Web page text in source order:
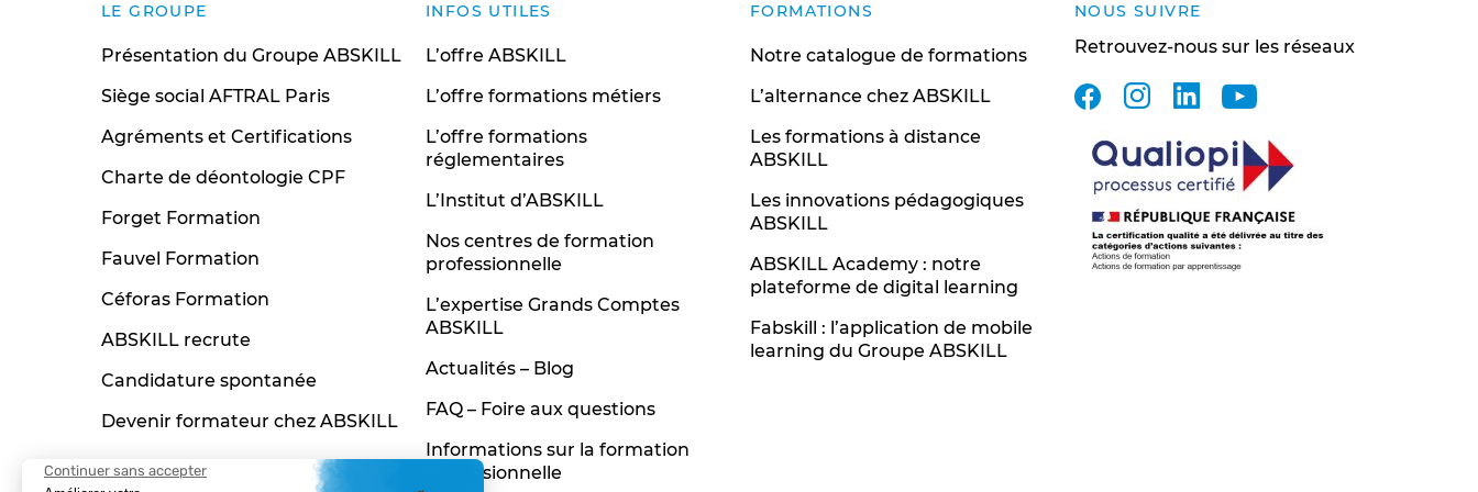
LE GROUPE
Présentation du Groupe ABSKILL
Siège social AFTRAL Paris
Agréments et Certifications
Charte de déontologie CPF
Forget Formation
Fauvel Formation
Céforas Formation
ABSKILL recrute
Candidature spontanée
Devenir formateur chez ABSKILL
INFOS UTILES
L’offre ABSKILL
L’offre formations métiers
L’offre formations
réglementaires
L’Institut d’ABSKILL
Nos centres de formation
professionnelle
L’expertise Grands Comptes
ABSKILL
Actualités – Blog
FAQ – Foire aux questions
Informations sur la formation
professionnelle
FORMATIONS
Notre catalogue de formations
L’alternance chez ABSKILL
Les formations à distance
ABSKILL
Les innovations pédagogiques
ABSKILL
ABSKILL Academy : notre
plateforme de digital learning
Fabskill : l’application de mobile
learning du Groupe ABSKILL
NOUS SUIVRE
Retrouvez-nous sur les réseaux
facebook instagram linkedin youtube